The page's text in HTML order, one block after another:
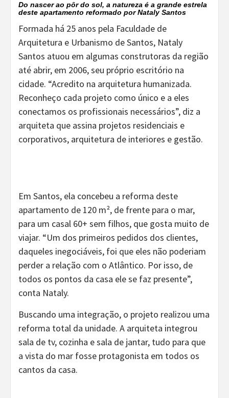
Do nascer ao pôr do sol, a natureza é a grande estrela
deste apartamento reformado por Nataly Santos
Formada há 25 anos pela Faculdade de
Arquitetura e Urbanismo de Santos, Nataly
Santos atuou em algumas construtoras da região
até abrir, em 2006, seu próprio escritório na
cidade. “Acredito na arquitetura humanizada.
Reconheço cada projeto como único e a eles
conectamos os profissionais necessários”, diz a
arquiteta que assina projetos residenciais e
corporativos, arquitetura de interiores e gestão.
Em Santos, ela concebeu a reforma deste
apartamento de 120 m², de frente para o mar,
para um casal 60+ sem filhos, que gosta muito de
viajar. “Um dos primeiros pedidos dos clientes,
daqueles inegociáveis, foi que eles não poderiam
perder a relação com o Atlântico. Por isso, de
todos os pontos da casa ele se faz presente”,
conta Nataly.
Buscando uma integração, o projeto realizou uma
reforma total da unidade. A arquiteta integrou
sala de tv, cozinha e sala de jantar, tudo para que
a vista do mar fosse protagonista em todos os
cantos da casa.